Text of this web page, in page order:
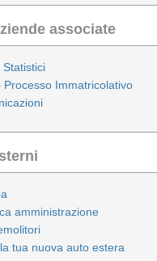
associate
Statistici
Processo Immatricolativo
amministrazione
tua nuova auto estera